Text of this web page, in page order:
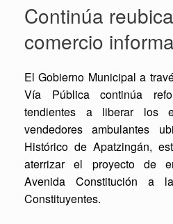
Continúa
comercio
El Gobierno Municipal a
Vía Pública continúa
tendientes a liberar los
vendedores ambulantes
Histórico de Apatzingán,
aterrizar el proyecto de
Avenida Constitución
Constituyentes.